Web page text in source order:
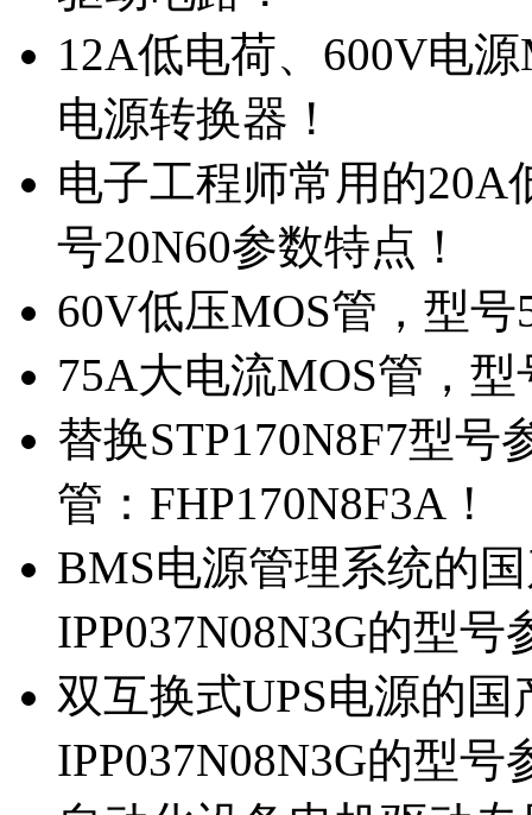
12A低电荷、600V电
电源转换器！
电子工程师常用的20A
号20N60参数特点！
60V低压MOS管，型
75A大电流MOS管，
替换STP170N8F7型
管：FHP170N8F3A！
BMS电源管理系统的
IPP037N08N3G的型号
双互换式UPS电源的
IPP037N08N3G的型号